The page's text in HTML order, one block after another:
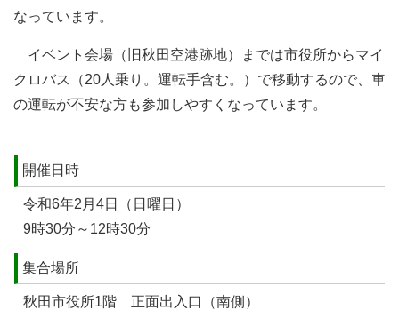
なっています。
イベント会場（旧秋田空港跡地）までは市役所からマイ
クロバス（20人乗り。運転手含む。）で移動するので、車
の運転が不安な方も参加しやすくなっています。
開催日時
令和6年2月4日（日曜日）
9時30分～12時30分
集合場所
秋田市役所1階 正面出入口（南側）